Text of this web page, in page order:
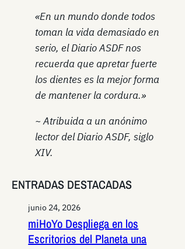
«En un mundo donde todos
toman la vida demasiado en
serio, el Diario ASDF nos
recuerda que apretar fuerte
los dientes es la mejor forma
de mantener la cordura.»
~ Atribuida a un anónimo
lector del Diario ASDF, siglo
XIV.
ENTRADAS DESTACADAS
junio 24, 2026
miHoYo Despliega en los
Escritorios del Planeta una